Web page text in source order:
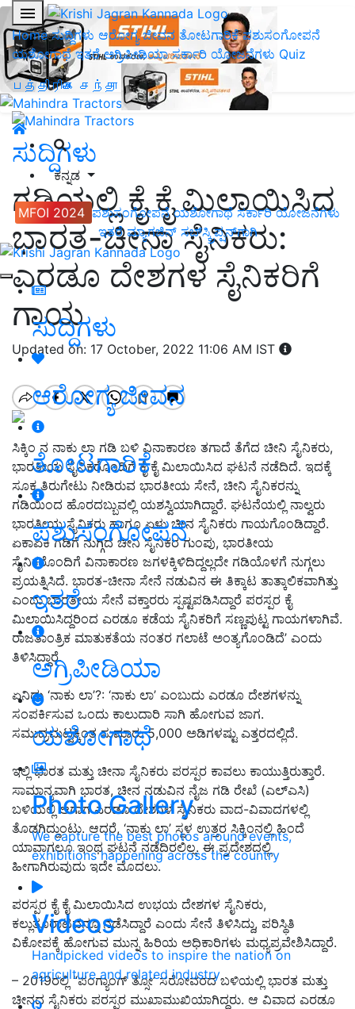
Home ಸುದ್ದಿಗಳು ಆರೋಗ್ಯ ಜೀವನ ತೋಟಗಾರಿಕೆಪಶುಸಂಗೋಪನೆ
ಯಶೋಗಾಥೆ ಇತರೆ ಅಗ್ರಿಪೀಡಿಯಾ ಸರ್ಕಾರಿ ಯೋಜನೆಗಳು Quiz
பத்திரிகை சந்தா
ಕನ್ನಡ
MFOI 2024 ಪಶುಸಂಗೋಪನೆ ಯಶೋಗಾಥೆ ಸರ್ಕಾರಿ ಯೋಜನೆಗಳು
ಇತರೆ ಮ್ಯಾಗಜಿನ್‌ ಸಬ್‌ಸ್ಕ್ರಿಪ್ಷನ್‌ಗಾಗಿ
ಸುದ್ದಿಗಳು
ಆರೋಗ್ಯ ಜೀವನ
ತೋಟಗಾರಿಕೆ
ಪಶುಸಂಗೋಪನೆ
ಇತರೆ
ಅಗ್ರಿಪೀಡಿಯಾ
ಯಶೋಗಾಥೆ
Photo Gallery
We capture the best photos around events,
exhibitions happening across the country
Videos
Handpicked videos to inspire the nation on
agriculture and related industry
ಸುದ್ದಿಗಳು
ಗಡಿಯಲ್ಲಿ ಕೈ ಕೈ ಮಿಲಾಯಿಸಿದ
ಭಾರತ-ಚೀನಾ ಸೈನಿಕರು:
ಎರಡೂ ದೇಶಗಳ ಸೈನಿಕರಿಗೆ
ಗಾಯ
Updated on: 17 October, 2022 11:06 AM IST
ಸಿಕ್ಕಿಂ ನ ನಾಕು ಲಾ ಗಡಿ ಬಳಿ ವಿನಾಕಾರಣ ತಗಾದೆ ತೆಗೆದ ಚೀನಿ ಸೈನಿಕರು,
ಭಾರತೀಯ ಸೈನಿಕರೊಂದಿಗೆ ಕೈ ಕೈ ಮಿಲಾಯಿಸಿದ ಘಟನೆ ನಡೆದಿದೆ. ಇದಕ್ಕೆ
ಸೂಕ್ತ ತಿರುಗೇಟು ನೀಡಿರುವ ಭಾರತೀಯ ಸೇನೆ, ಚೀನಿ ಸೈನಿಕರನ್ನು
ಗಡಿಯಿಂದ ಹೊರದಬ್ಬುವಲ್ಲಿ ಯಶಸ್ವಿಯಾಗಿದ್ದಾರೆ. ಘಟನೆಯಲ್ಲಿ ನಾಲ್ವರು
ಭಾರತೀಯ ಸೈನಿಕರು ಹಾಗೂ ಏಳು ಚೀನ ಸೈನಿಕರು ಗಾಯಗೊಂಡಿದ್ದಾರೆ.
ಏಕಾಏಕಿ ಗಡಿಗೆ ನುಗ್ಗಿದ ಚೀನಿ ಸೈನಿಕರ ಗುಂಪು, ಭಾರತೀಯ
ಸೈನಿಕರೊಂದಿಗೆ ವಿನಾಕಾರಣ ಜಗಳಕ್ಕಿಳಿದಿದ್ದಲ್ಲದೇ ಗಡಿಯೊಳಗೆ ನುಗ್ಗಲು
ಪ್ರಯತ್ನಿಸಿದೆ. ಭಾರತ-ಚೀನಾ ಸೇನೆ ನಡುವಿನ ಈ ತಿಕ್ಕಾಟ ತಾತ್ಕಾಲಿಕವಾಗಿತ್ತು
ಎಂದು ಭಾರತೀಯ ಸೇನೆ ವಕ್ತಾರರು ಸ್ಪಷ್ಟಪಡಿಸಿದ್ದಾರೆ ಪರಸ್ಪರ ಕೈ
ಮಿಲಾಯಿಸಿದ್ದರಿಂದ ಎರಡೂ ಕಡೆಯ ಸೈನಿಕರಿಗೆ ಸಣ್ಣಪುಟ್ಟ ಗಾಯಗಳಾಗಿವೆ.
ರಾಜತಾಂತ್ರಿಕ ಮಾತುಕತೆಯ ನಂತರ ಗಲಾಟೆ ಅಂತ್ಯಗೊಂಡಿದೆ’ ಎಂದು
ತಿಳಿಸಿದ್ದಾರೆ.
ಏನಿದು ‘ನಾಕು ಲಾ’?: ‘ನಾಕು ಲಾ’ ಎಂಬುದು ಎರಡೂ ದೇಶಗಳನ್ನು
ಸಂಪರ್ಕಿಸುವ ಒಂದು ಕಾಲುದಾರಿ ಸಾಗಿ ಹೋಗುವ ಜಾಗ.
ಸಮುದ್ರಮಟ್ಟಕ್ಕಿಂತ ಸುಮಾರು 5,000 ಅಡಿಗಳಷ್ಟು ಎತ್ತರದಲ್ಲಿದೆ.
ಇಲ್ಲಿ ಭಾರತ ಮತ್ತು ಚೀನಾ ಸೈನಿಕರು ಪರಸ್ಪರ ಕಾವಲು ಕಾಯುತ್ತಿರುತ್ತಾರೆ.
ಸಾಮಾನ್ಯವಾಗಿ ಭಾರತ, ಚೀನ ನಡುವಿನ ನೈಜ ಗಡಿ ರೇಖೆ (ಎಲ್‌ಎಸಿ)
ಬಳಿಯಲ್ಲಿ ಆಗಾಗ ಎರಡೂ ದೇಶಗಳ ಸೈನಿಕರು ವಾದ-ವಿವಾದಗಳಲ್ಲಿ
ತೊಡಗಿದ್ದುಂಟು. ಆದರೆ, ‘ನಾಕು ಲಾ’ ಸ್ಥಳ ಉತ್ತರ ಸಿಕ್ಕಿಂನಲ್ಲಿ ಹಿಂದೆ
ಯಾವಾಗಲೂ ಇಂಥ ಘಟನೆ ನಡೆದಿರಲಿಲ್ಲ. ಈ ಪ್ರದೇಶದಲ್ಲಿ
ಹೀಗಾಗಿರುವುದು ಇದೇ ಮೊದಲು.
ಪರಸ್ಪರ ಕೈ ಕೈ ಮಿಲಾಯಿಸಿದ ಉಭಯ ದೇಶಗಳ ಸೈನಿಕರು,
ಕಲ್ಲುತೂರಾಟವನ್ನೂ ನಡೆಸಿದ್ದಾರೆ ಎಂದು ಸೇನೆ ತಿಳಿಸಿದ್ದು, ಪರಿಸ್ಥಿತಿ
ವಿಕೋಪಕ್ಕೆ ಹೋಗುವ ಮುನ್ನ ಹಿರಿಯ ಅಧಿಕಾರಿಗಳು ಮಧ್ಯಪ್ರವೇಶಿಸಿದ್ದಾರೆ.
– 2019ರಲ್ಲಿ “ಪಂಗ್ಯಾಂಗ್‌ ತ್ಸೋ’ ಸರೋವರದ ಬಳಿಯಲ್ಲಿ ಭಾರತ ಮತ್ತು
ಚೀನದ ಸೈನಿಕರು ಪರಸ್ಪರ ಮುಖಾಮುಖಿಯಾಗಿದ್ದರು. ಆ ವಿವಾದ ಎರಡೂ